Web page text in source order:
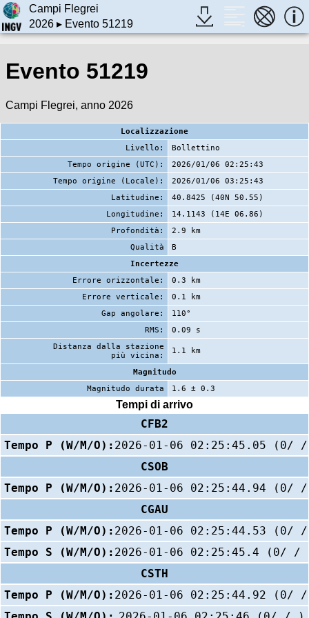
Campi Flegrei
2026▸ Evento 51219
Evento 51219
Campi Flegrei, anno 2026
Localizzazione
Livello:
Bollettino
Tempo origine (UTC):
2026/01/06 02:25:43
Tempo origine (Locale):
2026/01/06 03:25:43
Latitudine:
40.8425 (40N 50.55)
Longitudine:
14.1143 (14E 06.86)
Profondità:
2.9 km
Qualità
B
Incertezze
Errore orizzontale:
0.3 km
Errore verticale:
0.1 km
Gap angolare:
110°
RMS:
0.09 s
Distanza dalla stazione
più vicina:
1.1 km
Magnitudo
Magnitudo durata
1.6 ± 0.3
Tempi di arrivo
CFB2
Tempo P (W/M/O): 2026-01-06 02:25:45.05 (0/
CSOB
Tempo P (W/M/O): 2026-01-06 02:25:44.94 (0/
CGAU
Tempo P (W/M/O): 2026-01-06 02:25:44.53 (0/
Tempo S (W/M/O): 2026-01-06 02:25:45.4 (0/ /
CSTH
Tempo P (W/M/O): 2026-01-06 02:25:44.92 (0/